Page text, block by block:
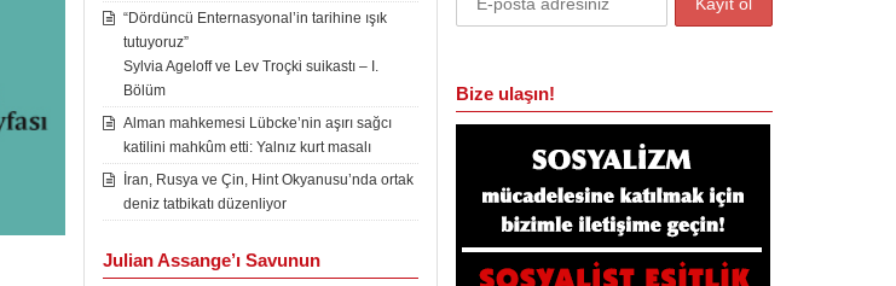
“Dördüncü Enternasyonal’in tarihine ışık
tutuyoruz”
Sylvia Ageloff ve Lev Troçki suikastı – I.
Bölüm
Alman mahkemesi Lübcke’nin aşırı sağcı
katilini mahkûm etti: Yalnız kurt masalı
İran, Rusya ve Çin, Hint Okyanusu’nda ortak
deniz tatbikatı düzenliyor
Julian Assange’ı Savunun
Bize ulaşın!